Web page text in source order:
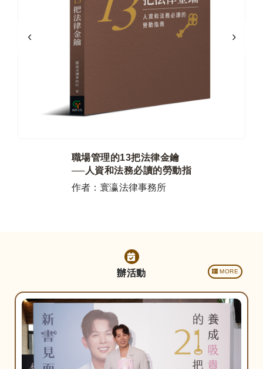
職場管理的13把法律金鑰
──人資和法務必讀的勞動指
南
作者：寰瀛法律事務所
‹
›
辦活動 MORE